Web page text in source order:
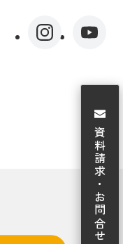
資料請求・お問合せ